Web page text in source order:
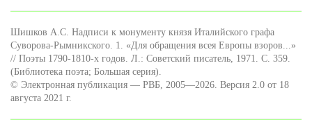
Шишков А.С. Надписи к монументу князя Италийского графа
Суворова-Рымникского. 1. «Для обращения всея Европы взоров...»
// Поэты 1790-1810-х годов. Л.: Советский писатель, 1971. С. 359.
(Библиотека поэта; Большая серия).
© Электронная публикация — РВБ, 2005—2026. Версия 2.0 от 18
августа 2021 г.